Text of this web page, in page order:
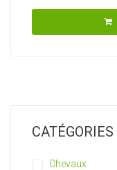
CATÉGORIES
Chevaux